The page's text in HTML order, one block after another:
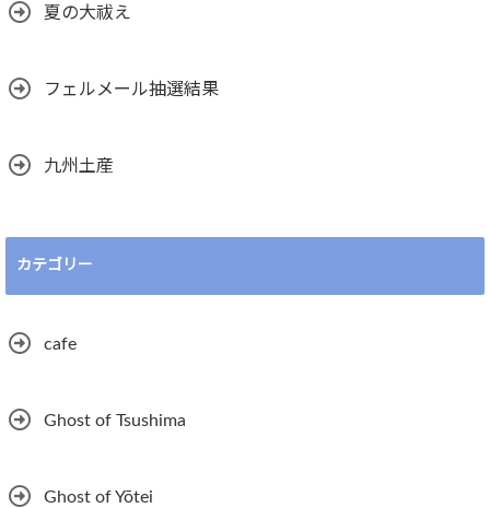
夏の大祓え
フェルメール抽選結果
九州土産
カテゴリー
cafe
Ghost of Tsushima
Ghost of Yōtei